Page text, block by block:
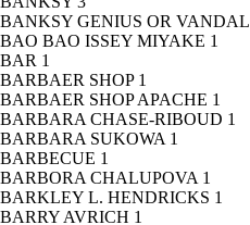
BANKSY GENIUS OR VANDAL
BAO BAO ISSEY MIYAKE 1
BAR 1
BARBAER SHOP 1
BARBAER SHOP APACHE 1
BARBARA CHASE-RIBOUD 1
BARBARA SUKOWA 1
BARBECUE 1
BARBORA CHALUPOVA 1
BARKLEY L. HENDRICKS 1
BARRY AVRICH 1